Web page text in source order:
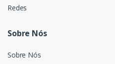
Redes
Sobre Nós
Sobre Nós